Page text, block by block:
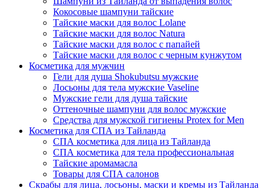
Кокосовые шампуни тайские
Тайские маски для волос Lolane
Тайские маски для волос Natura
Тайские маски для волос с папайей
Тайские маски для волос с черным кунжутом
Косметика для мужчин
Гели для душа Shokubutsu мужские
Лосьоны для тела мужские Vaseline
Мужские гели для душа тайские
Оттеночные шампуни для волос мужские
Средства для мужской гигиены Protex for Men
Косметика для СПА из Тайланда
СПА косметика для лица из Тайланда
СПА косметика для тела профессиональная
Тайские аромамасла
Товары для СПА салонов
Скрабы для лица, лосьоны, маски и кремы из Тайланда